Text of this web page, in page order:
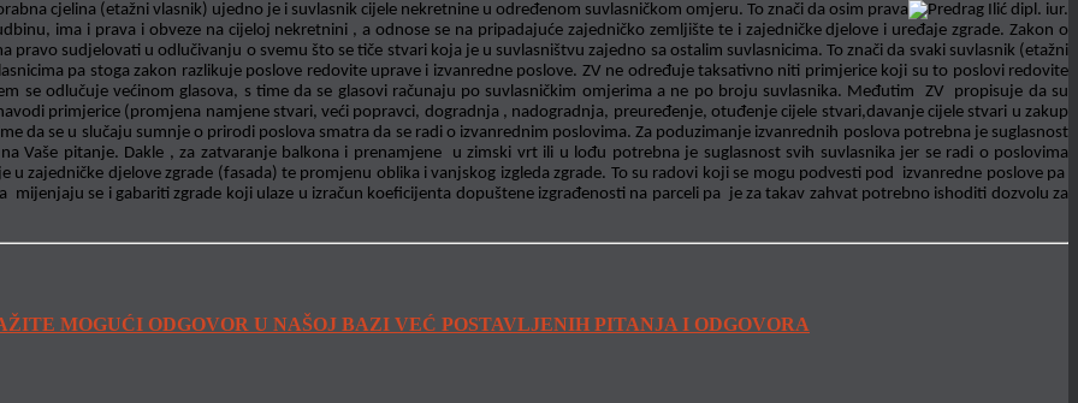
cjelina (etažni vlasnik) ujedno je i suvlasnik cijele nekretnine u određenom suvlasničkom omjeru. To znači da osim prava
ima i prava i obveze na cijeloj nekretnini , a odnose se na pripadajuće zajedničko zemljište te i zajedničke djelove i uređaje zgrade. Zakon o
sudjelovati u odlučivanju o svemu što se tiče stvari koja je u suvlasništvu zajedno sa ostalim suvlasnicima. To znači da svaki suvlasnik (etažni
pa stoga zakon razlikuje poslove redovite uprave i izvanredne poslove. ZV ne određuje taksativno niti primjerice koji su to poslovi redovite
se odlučuje većinom glasova, s time da se glasovi računaju po suvlasničkim omjerima a ne po broju suvlasnika. Međutim ZV propisuje da su
primjerice (promjena namjene stvari, veći popravci, dogradnja , nadogradnja, preuređenje, otuđenje cijele stvari,davanje cijele stvari u zakup
da se u slučaju sumnje o prirodi poslova smatra da se radi o izvanrednim poslovima. Za poduzimanje izvanrednih poslova potrebna je suglasnost
Vaše pitanje. Dakle , za zatvaranje balkona i prenamjene u zimski vrt ili u lođu potrebna je suglasnost svih suvlasnika jer se radi o poslovima
zajedničke djelove zgrade (fasada) te promjenu oblika i vanjskog izgleda zgrade. To su radovi koji se mogu podvesti pod izvanredne poslove pa
mijenjaju se i gabariti zgrade koji ulaze u izračun koeficijenta dopuštene izgrađenosti na parceli pa je za takav zahvat potrebno ishoditi dozvolu za
MOGUĆI ODGOVOR U NAŠOJ BAZI VEĆ POSTAVLJENIH PITANJA I ODGOVORA